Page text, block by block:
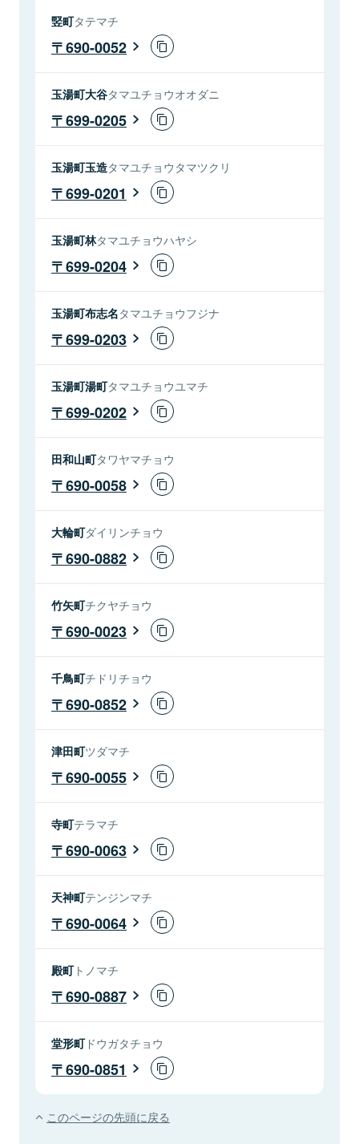
竪町タテマチ
690-0052
玉湯町大谷タマユチョウオオダニ
699-0205
玉湯町玉造タマユチョウタマツクリ
699-0201
玉湯町林タマユチョウハヤシ
699-0204
玉湯町布志名タマユチョウフジナ
699-0203
玉湯町湯町タマユチョウユマチ
699-0202
田和山町タワヤマチョウ
690-0058
大輪町ダイリンチョウ
690-0882
竹矢町チクヤチョウ
690-0023
千鳥町チドリチョウ
690-0852
津田町ツダマチ
690-0055
寺町テラマチ
690-0063
天神町テンジンマチ
690-0064
殿町トノマチ
690-0887
堂形町ドウガタチョウ
690-0851
このページの先頭に戻る